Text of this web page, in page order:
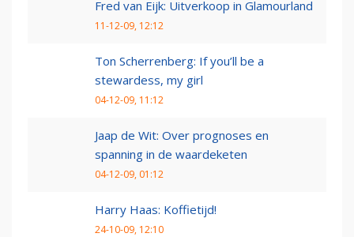
Fred van Eijk: Uitverkoop in Glamourland
11-12-09, 12:12
Ton Scherrenberg: If you’ll be a
stewardess, my girl
04-12-09, 11:12
Jaap de Wit: Over prognoses en
spanning in de waardeketen
04-12-09, 01:12
Harry Haas: Koffietijd!
24-10-09, 12:10